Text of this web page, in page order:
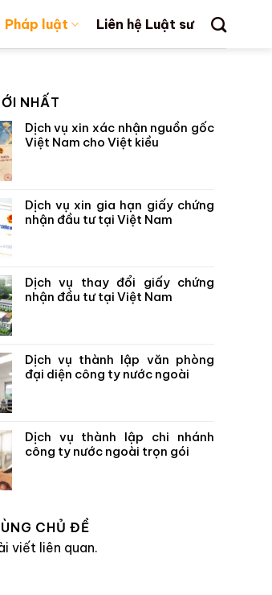
Pháp luật Liên hệ Luật sư
NHẤT
Dịch vụ xin xác nhận nguồn gốc
Việt Nam cho Việt kiều
Dịch vụ xin gia hạn giấy chứng
nhận đầu tư tại Việt Nam
Dịch vụ thay đổi giấy chứng
nhận đầu tư tại Việt Nam
Dịch vụ thành lập văn phòng
đại diện công ty nước ngoài
Dịch vụ thành lập chi nhánh
công ty nước ngoài trọn gói
CHỦ ĐỀ
viết liên quan.